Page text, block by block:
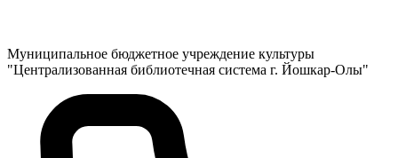
Муниципальное бюджетное учреждение культуры
"Централизованная библиотечная система г. Йошкар-Олы"